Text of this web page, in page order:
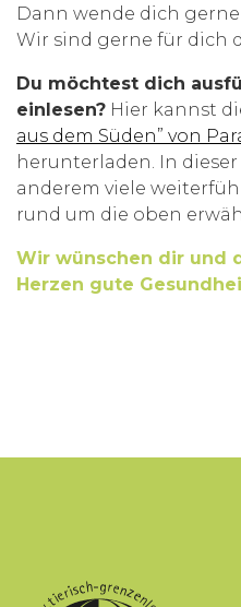
Dann wende dich
Wir sind gerne für dich
Du möchtest dich
einlesen? Hier kannst
aus dem Süden” von
herunterladen. In
anderem viele
rund um die oben
Wir wünschen dir und
Herzen gute